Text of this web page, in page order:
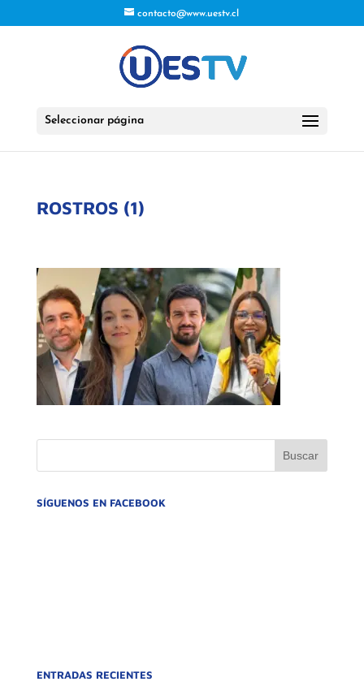
contacto@www.uestv.cl
Seleccionar página
ROSTROS (1)
SÍGUENOS EN FACEBOOK
ENTRADAS RECIENTES